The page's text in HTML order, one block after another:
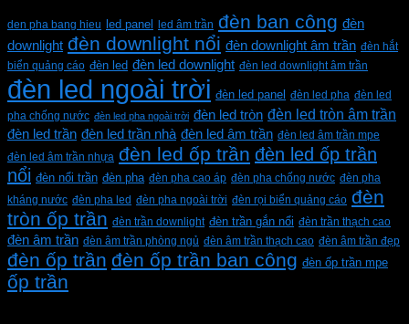
den pha bang hieu led panel led âm trần đèn ban công đèn
downlight đèn downlight nổi đèn downlight âm trần đèn hắt
biển quảng cáo đèn led đèn led downlight đèn led downlight âm trần
đèn led ngoài trời đèn led panel đèn led pha đèn led
pha chống nước đèn led pha ngoài trời đèn led tròn đèn led tròn âm trần
đèn led trần đèn led trần nhà đèn led âm trần đèn led âm trần mpe
đèn led âm trần nhựa đèn led ốp trần đèn led ốp trần
nổi đèn nổi trần đèn pha đèn pha cao áp đèn pha chống nước đèn pha
kháng nước đèn pha led đèn pha ngoài trời đèn rọi biển quảng cáo đèn
tròn ốp trần đèn trần downlight đèn trần gắn nổi đèn trần thạch cao
đèn âm trần đèn âm trần phòng ngủ đèn âm trần thạch cao đèn âm trần đẹp
đèn ốp trần đèn ốp trần ban công đèn ốp trần mpe
ốp trần